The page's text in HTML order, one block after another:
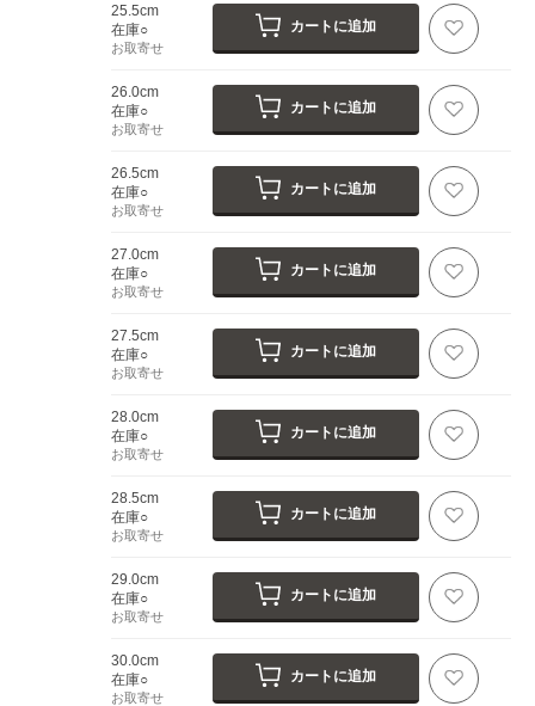
25.5cm
在庫○
お取寄せ
カートに追加
26.0cm
在庫○
お取寄せ
カートに追加
26.5cm
在庫○
お取寄せ
カートに追加
27.0cm
在庫○
お取寄せ
カートに追加
27.5cm
在庫○
お取寄せ
カートに追加
28.0cm
在庫○
お取寄せ
カートに追加
28.5cm
在庫○
お取寄せ
カートに追加
29.0cm
在庫○
お取寄せ
カートに追加
30.0cm
在庫○
お取寄せ
カートに追加